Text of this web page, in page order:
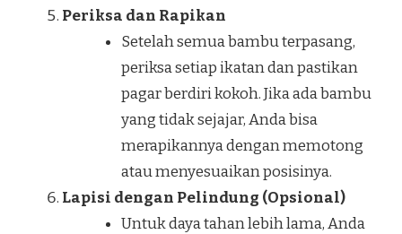
Periksa dan Rapikan
Setelah semua bambu terpasang,
periksa setiap ikatan dan pastikan
pagar berdiri kokoh. Jika ada bambu
yang tidak sejajar, Anda bisa
merapikannya dengan memotong
atau menyesuaikan posisinya.
Lapisi dengan Pelindung (Opsional)
Untuk daya tahan lebih lama, Anda